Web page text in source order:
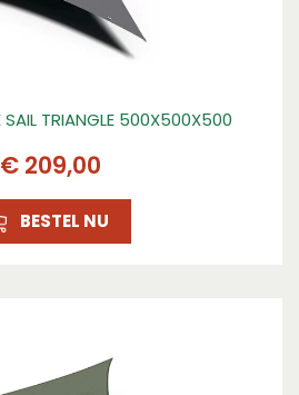
SAIL TRIANGLE 500X500X500
€ 209,00
BESTEL NU